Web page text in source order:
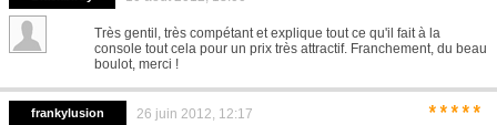
Très gentil, très compétant et explique tout ce qu'il fait à la
console tout cela pour un prix très attractif. Franchement, du beau
boulot, merci !
frankylusion 26 juin 2012, 12:17 *****